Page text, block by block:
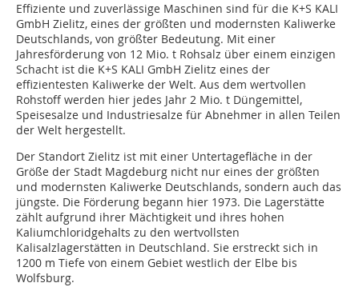
E‌ffiziente und zuverlässige Maschinen sind für die K+S KALI
GmbH Zielitz, eines der größten und modernsten Kaliwerke
Deutschlands, von größter Bedeutung. Mit einer
Jahresförderung von 12 Mio. t Rohsalz über einem einzigen
Schacht ist die K+S KALI GmbH Zielitz eines der
effizientesten Kaliwerke der Welt. Aus dem wertvollen
Rohstoff werden hier jedes Jahr 2 Mio. t Düngemittel,
Speisesalze und Industriesalze für Abnehmer in allen Teilen
der Welt hergestellt.
Der Standort Zielitz ist mit einer Untertagefläche in der
Größe der Stadt Magdeburg nicht nur eines der größten
und modernsten Kaliwerke Deutschlands, sondern auch das
jüngste. Die Förderung begann hier 1973. Die Lagerstätte
zählt aufgrund ihrer Mächtigkeit und ihres hohen
Kaliumchloridgehalts zu den wertvollsten
Kalisalzlagerstätten in Deutschland. Sie erstreckt sich in
1200 m Tiefe von einem Gebiet westlich der Elbe bis
Wolfsburg.